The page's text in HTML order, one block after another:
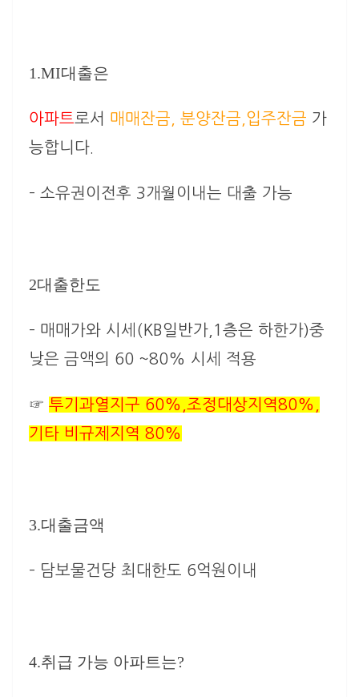
1.MI대출은
아파트로서 매매잔금, 분양잔금,입주잔금 가
능합니다.
– 소유권이전후 3개월이내는 대출 가능
2대출한도
– 매매가와 시세(KB일반가,1층은 하한가)중
낮은 금액의 60 ~80% 시세 적용
☞ 투기과열지구 60%,조정대상지역80%,
기타 비규제지역 80%
3.대출금액
– 담보물건당 최대한도 6억원이내
4.취급 가능 아파트는?